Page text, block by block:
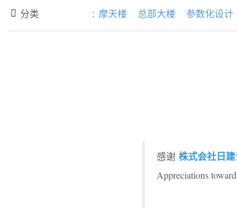
 分类 : 摩天楼 总部大楼 参数化设计
感谢 株式会社日
Appreciations